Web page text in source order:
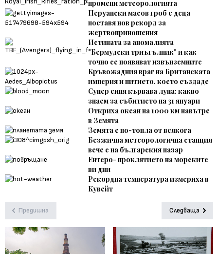
промени метеорологията
Перуански масов гроб с деца
поставя нов рекорд за
жертвоприношения
Истината за аномалията
"Бермудски триъгълник" и как
точно се появяват извънземните
Кръвожадния враг на Британската
империя и питието, което създаде
Супер синя кървава луна: какво
знаем за събитието на 31 януари
Откриха океан на 1000 км навътре
в Земята
Земята е по-топла от всякога
Безжична метеорологична станция
вече е на българския пазар
Ентеро- проклятието на морските
ви дни
Рекордна температура измериха в
Кувейт
Предишна Следваща